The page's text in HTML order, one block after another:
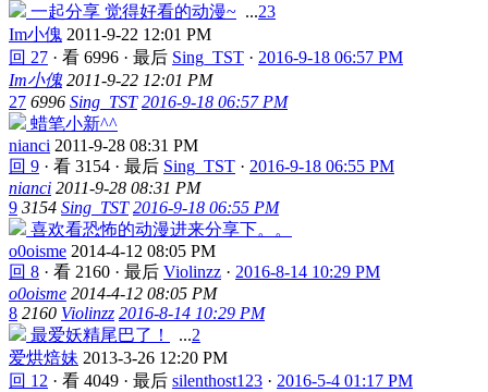
一起分享 觉得好看的动漫~ ...23
Im小傀 2011-9-22 12:01 PM
回 27 · 看 6996 · 最后 Sing_TST · 2016-9-18 06:57 PM
Im小傀 2011-9-22 12:01 PM
27 6996 Sing_TST 2016-9-18 06:57 PM
蜡笔小新^^
nianci 2011-9-28 08:31 PM
回 9 · 看 3154 · 最后 Sing_TST · 2016-9-18 06:55 PM
nianci 2011-9-28 08:31 PM
9 3154 Sing_TST 2016-9-18 06:55 PM
喜欢看恐怖的动漫进来分享下。。
o0oisme 2014-4-12 08:05 PM
回 8 · 看 2160 · 最后 Violinzz · 2016-8-14 10:29 PM
o0oisme 2014-4-12 08:05 PM
8 2160 Violinzz 2016-8-14 10:29 PM
最爱妖精尾巴了！
...2
爱烘焙妹 2013-3-26 12:20 PM
回 12 · 看 4049 · 最后 silenthost123 · 2016-5-4 01:17 PM